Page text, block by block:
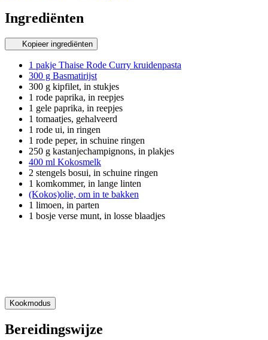
Ingrediënten
Kopieer ingrediënten
1 pakje Thaise Rode Curry kruidenpasta
300 g Basmatirijst
300 g kipfilet, in stukjes
1 rode paprika, in reepjes
1 gele paprika, in reepjes
1 tomaatjes, gehalveerd
1 rode ui, in ringen
1 rode peper, in schuine ringen
250 g kastanjechampignons, in plakjes
400 ml Kokosmelk
2 stengels bosui, in schuine ringen
1 komkommer, in lange linten
(Kokos)olie, om in te bakken
1 limoen, in parten
1 bosje verse munt, in losse blaadjes
Kookmodus
Bereidingswijze